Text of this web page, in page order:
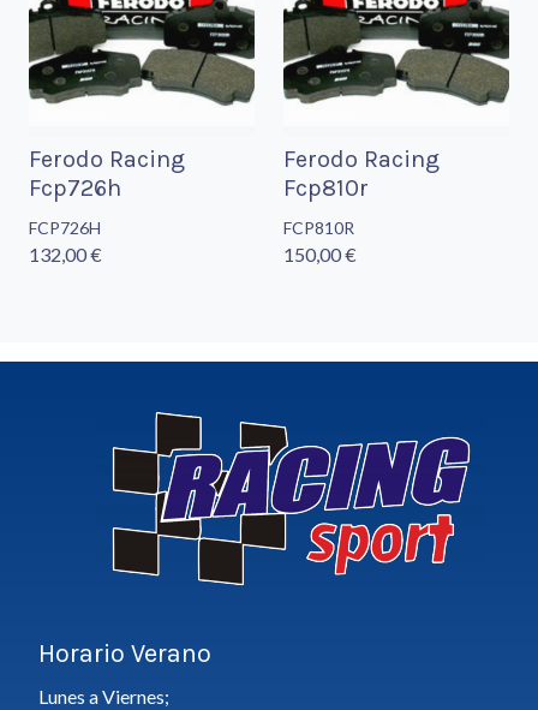
Ferodo Racing
Fcp726h
FCP726H
132,00 €
Ferodo Racing
Fcp810r
FCP810R
150,00 €
Horario Verano
Lunes a Viernes;